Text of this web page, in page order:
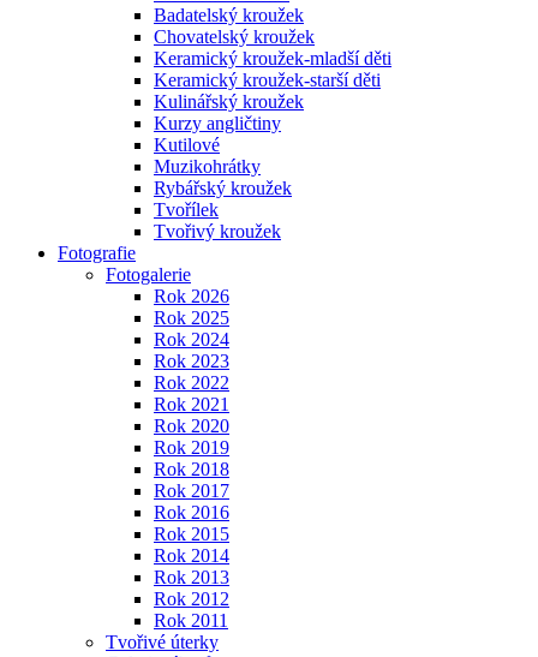
Badatelský kroužek
Chovatelský kroužek
Keramický kroužek-mladší děti
Keramický kroužek-starší děti
Kulinářský kroužek
Kurzy angličtiny
Kutilové
Muzikohrátky
Rybářský kroužek
Tvořílek
Tvořivý kroužek
Fotografie
Fotogalerie
Rok 2026
Rok 2025
Rok 2024
Rok 2023
Rok 2022
Rok 2021
Rok 2020
Rok 2019
Rok 2018
Rok 2017
Rok 2016
Rok 2015
Rok 2014
Rok 2013
Rok 2012
Rok 2011
Tvořivé úterky